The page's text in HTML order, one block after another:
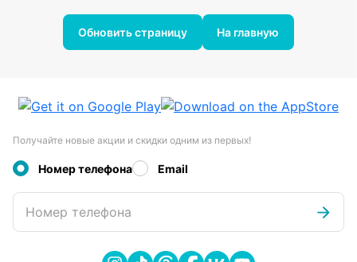
Обновить страницу На главную
Получайте новые акции и скидки одним из первых!
Номер телефона Email
Номер телефона